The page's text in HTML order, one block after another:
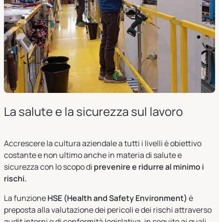
La salute e la sicurezza sul lavoro
Accrescere la cultura aziendale a tutti i livelli è obiettivo
costante e non ultimo anche in materia di salute e
sicurezza con lo scopo di prevenire e ridurre al minimo i
rischi.
La funzioneHSE (Health and Safety Environment) è
preposta alla valutazione dei pericoli e dei rischi attraverso